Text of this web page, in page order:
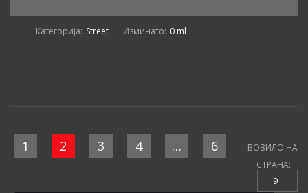
Категорија: Street Изминато: 0 ml
1 2 3 4 … 6
ВОЗИЛО НА
СТРАНА:
9